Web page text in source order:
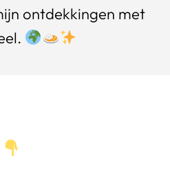
ontdekkingen met